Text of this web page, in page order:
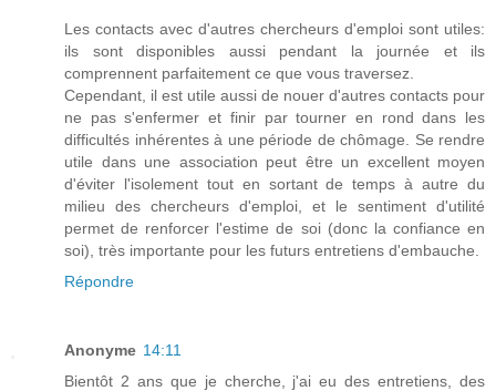
Les contacts avec d'autres chercheurs d'emploi sont utiles:
ils sont disponibles aussi pendant la journée et ils
comprennent parfaitement ce que vous traversez.
Cependant, il est utile aussi de nouer d'autres contacts pour
ne pas s'enfermer et finir par tourner en rond dans les
difficultés inhérentes à une période de chômage. Se rendre
utile dans une association peut être un excellent moyen
d'éviter l'isolement tout en sortant de temps à autre du
milieu des chercheurs d'emploi, et le sentiment d'utilité
permet de renforcer l'estime de soi (donc la confiance en
soi), très importante pour les futurs entretiens d'embauche.
Répondre
Anonyme 14:11
Bientôt 2 ans que je cherche, j'ai eu des entretiens, des